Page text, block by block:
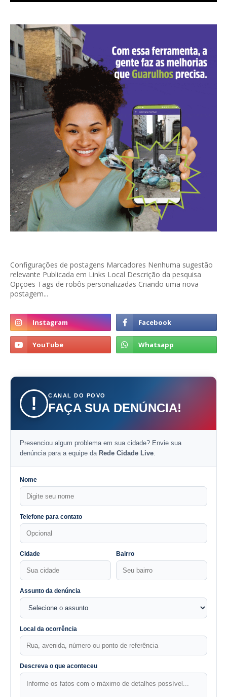
Configurações de postagens Marcadores Nenhuma sugestão
relevante Publicada em Links Local Descrição da pesquisa
Opções Tags de robôs personalizadas Criando uma nova
postagem...
! CANAL DO POVO
FAÇA SUA DENÚNCIA!
Presenciou algum problema em sua cidade? Envie sua
denúncia para a equipe da Rede Cidade Live.
Nome
Telefone para contato
Cidade Bairro
Assunto da denúncia
Local da ocorrência
Descreva o que aconteceu